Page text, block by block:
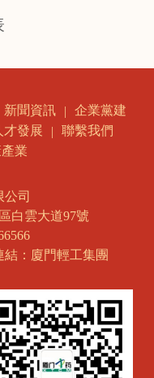
新聞資訊
企業黨建
才發展
聯繫我們
業
司
白雲大道97號
結：廈門輕工集團